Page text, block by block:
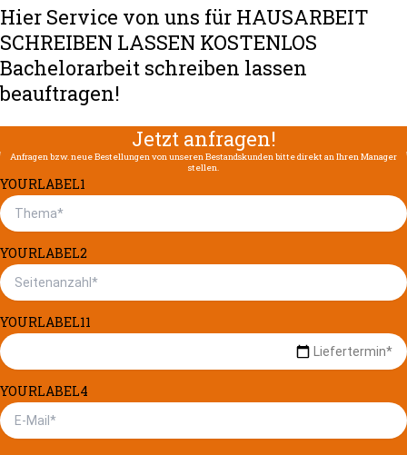
Hier Service von uns für HAUSARBEIT
SCHREIBEN LASSEN KOSTENLOS
Bachelorarbeit schreiben lassen
beauftragen!
Jetzt anfragen!
Anfragen bzw. neue Bestellungen von unseren Bestandskunden bitte direkt an Ihren Manager
stellen.
YOURLABEL1
YOURLABEL2
YOURLABEL11
YOURLABEL4